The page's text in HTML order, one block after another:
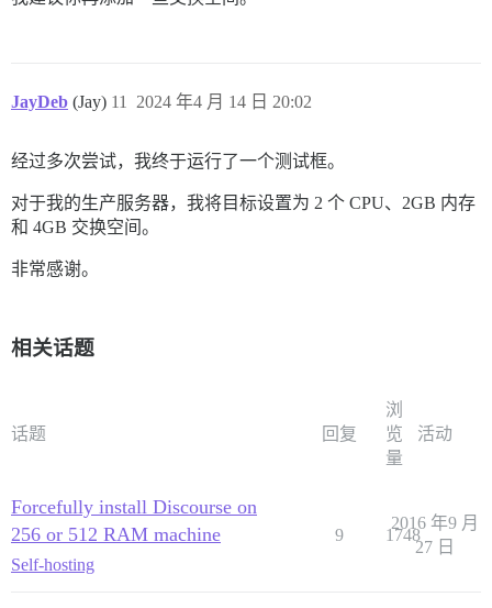
JayDeb (Jay) 2024 年4 月 14 日 20:02
11
经过多次尝试，我终于运行了一个测试框。
对于我的生产服务器，我将目标设置为 2 个 CPU、2GB 内存
和 4GB 交换空间。
非常感谢。
相关话题
话题 回复
浏
览
量
活动
Forcefully install Discourse on
256 or 512 RAM machine
Self-hosting
9 1748
2016 年9 月
27 日